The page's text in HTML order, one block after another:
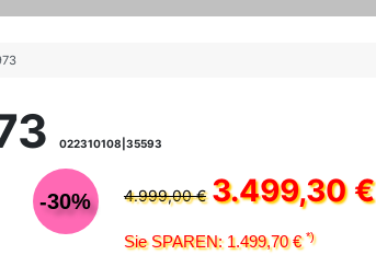
022310108|35593
-30% 4.999,00 € 3.499,30 €
Sie SPAREN: 1.499,70 €*)